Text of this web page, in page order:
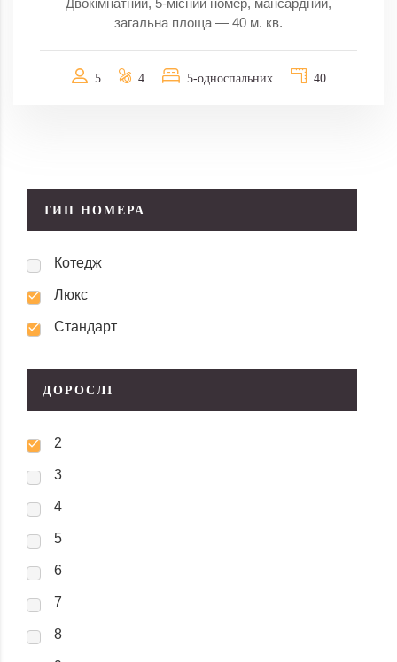
загальна площа — 40 м. кв.
5 4 5-односпальних 40
ТИП НОМЕРА
Котедж
Люкс
Стандарт
ДОРОСЛІ
2
3
4
5
6
7
8